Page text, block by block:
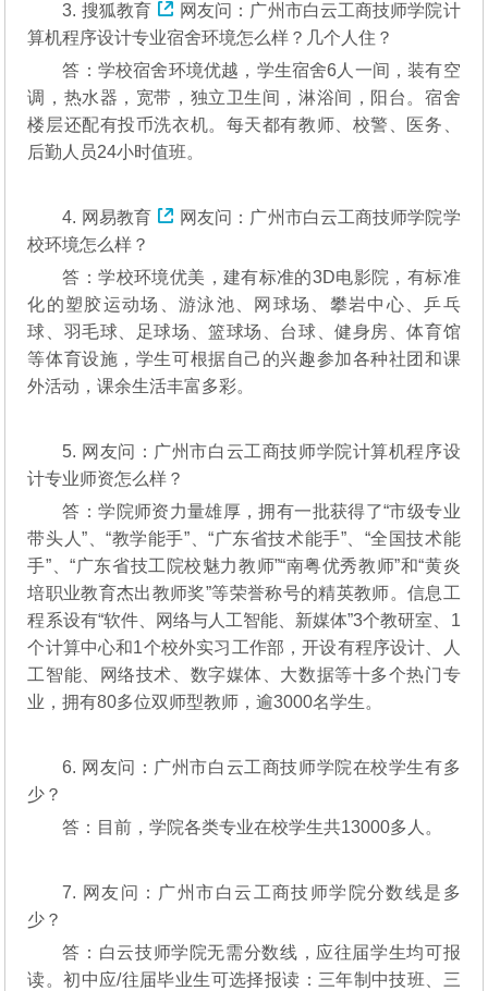
3. 搜狐教育
网友问：广州市白云工商技师学院计
算机程序设计专业宿舍环境怎么样？几个人住？
答：学校宿舍环境优越，学生宿舍6人一间，装有空
调，热水器，宽带，独立卫生间，淋浴间，阳台。宿舍
楼层还配有投币洗衣机。每天都有教师、校警、医务、
后勤人员24小时值班。
4. 网易教育
网友问：广州市白云工商技师学院学
校环境怎么样？
答：学校环境优美，建有标准的3D电影院，有标准
化的塑胶运动场、游泳池、网球场、攀岩中心、乒乓
球、羽毛球、足球场、篮球场、台球、健身房、体育馆
等体育设施，学生可根据自己的兴趣参加各种社团和课
外活动，课余生活丰富多彩。
5. 网友问：广州市白云工商技师学院计算机程序设
计专业师资怎么样？
答：学院师资力量雄厚，拥有一批获得了“市级专业
带头人”、“教学能手”、“广东省技术能手”、“全国技术能
手”、“广东省技工院校魅力教师”“南粤优秀教师”和“黄炎
培职业教育杰出教师奖”等荣誉称号的精英教师。信息工
程系设有“软件、网络与人工智能、新媒体”3个教研室、1
个计算中心和1个校外实习工作部，开设有程序设计、人
工智能、网络技术、数字媒体、大数据等十多个热门专
业，拥有80多位双师型教师，逾3000名学生。
6. 网友问：广州市白云工商技师学院在校学生有多
少？
答：目前，学院各类专业在校学生共13000多人。
7. 网友问：广州市白云工商技师学院分数线是多
少？
答：白云技师学院无需分数线，应往届学生均可报
读。初中应/往届毕业生可选择报读：三年制中技班、三